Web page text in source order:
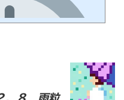
．８ 雨粒